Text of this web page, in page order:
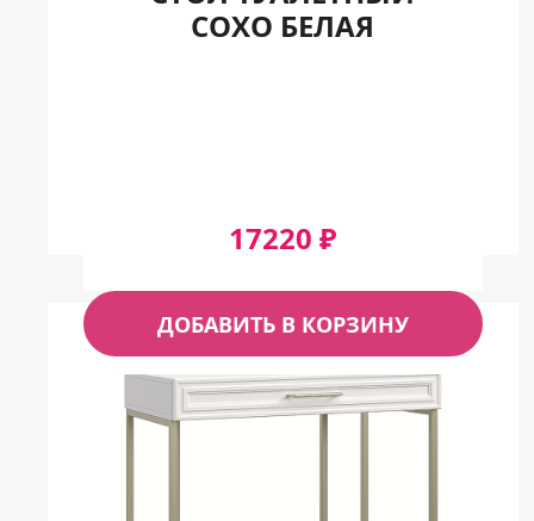
СОХО БЕЛАЯ
17220 ₽
ДОБАВИТЬ В КОРЗИНУ